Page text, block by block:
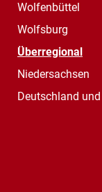
Wolfenbüttel
Wolfsburg
Überregional
Niedersachsen
Deutschland